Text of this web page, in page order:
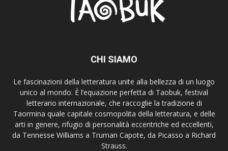
CHI SIAMO
Le fascinazioni della letteratura unite alla bellezza di un luogo
unico al mondo. È l’equazione perfetta di Taobuk, festival
letterario internazionale, che raccoglie la tradizione di
Taormina quale capitale cosmopolita della letteratura, e delle
arti in genere, rifugio di personalità eccentriche ed eccellenti,
da Tennesse Williams a Truman Capote, da Picasso a Richard
Strauss.